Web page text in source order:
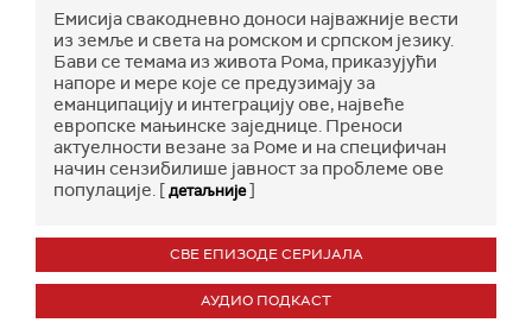
Емисија свакодневно доноси најважније вести
из земље и света на ромском и српском језику.
Бави се темама из живота Рома, приказујући
напоре и мере које се предузимају за
еманципацију и интеграцију ове, највеће
европске мањинске заједнице. Преноси
актуелности везане за Роме и на специфичан
начин сензибилише јавност за проблеме ове
популације. [детаљније]
СВЕ ЕПИЗОДЕ СЕРИЈАЛА
АУДИО ПОДКАСТ